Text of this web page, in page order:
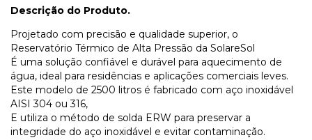
Descrição do Produto.
Projetado com precisão e qualidade superior, o
Reservatório Térmico de Alta Pressão da SolareSol
É uma solução confiável e durável para aquecimento de
água, ideal para residências e aplicações comerciais leves.
Este modelo de 2500 litros é fabricado com aço inoxidável
AISI 304 ou 316,
E utiliza o método de solda ERW para preservar a
integridade do aço inoxidável e evitar contaminação.